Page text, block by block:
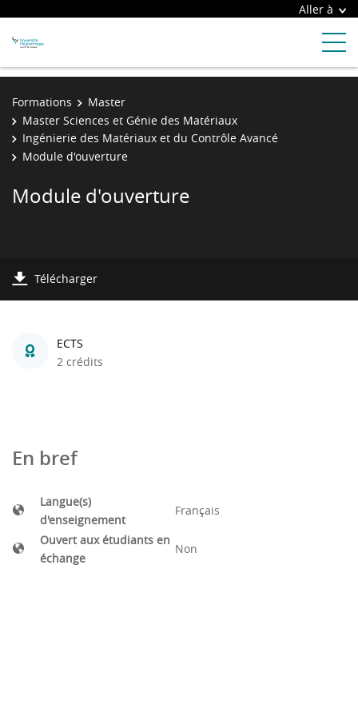
Aller à
Formations
Master
Master Sciences et Génie des Matériaux
Ingénierie des Matériaux et du Contrôle Avancé
Module d'ouverture
Module d'ouverture
Télécharger
ECTS
2 crédits
En bref
Langue(s)
d'enseignement
Français
Ouvert aux étudiants en
échange
Non